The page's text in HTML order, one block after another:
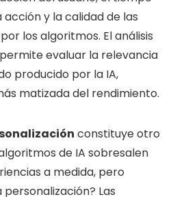
y la calidad de las
los algoritmos. El análisis
evaluar la relevancia
producido por la IA,
matizada del rendimiento.
constituye otro
de IA sobresalen
a medida, pero
Las